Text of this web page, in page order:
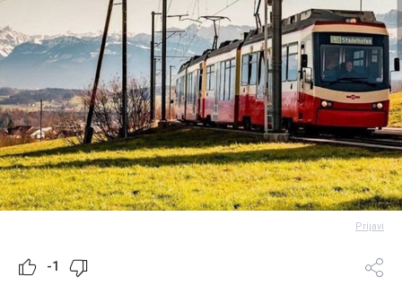
Prijavi
-1